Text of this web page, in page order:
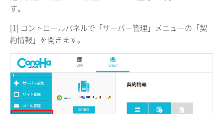
す。
[1] コントロールパネルで「サーバー管理」メニューの「契
約情報」を開きます。